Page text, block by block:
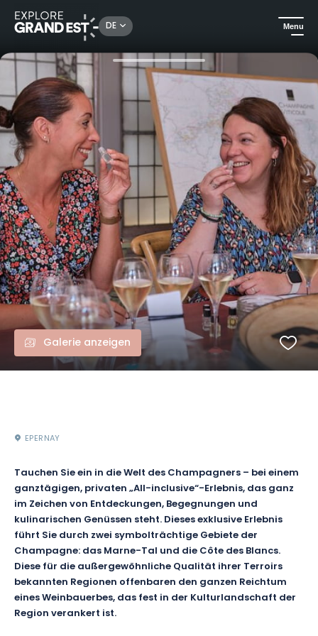
DE Menu
Sehenswertes in der Region Grand Est Food & Champagne Experience
Galerie anzeigen
EPERNAY
Tauchen Sie ein in die Welt des Champagners – bei einem
ganztägigen, privaten „All-inclusive“-Erlebnis, das ganz
im Zeichen von Entdeckungen, Begegnungen und
kulinarischen Genüssen steht. Dieses exklusive Erlebnis
führt Sie durch zwei symbolträchtige Gebiete der
Champagne: das Marne-Tal und die Côte des Blancs.
Diese für die außergewöhnliche Qualität ihrer Terroirs
bekannten Regionen offenbaren den ganzen Reichtum
eines Weinbauerbes, das fest in der Kulturlandschaft der
Region verankert ist.